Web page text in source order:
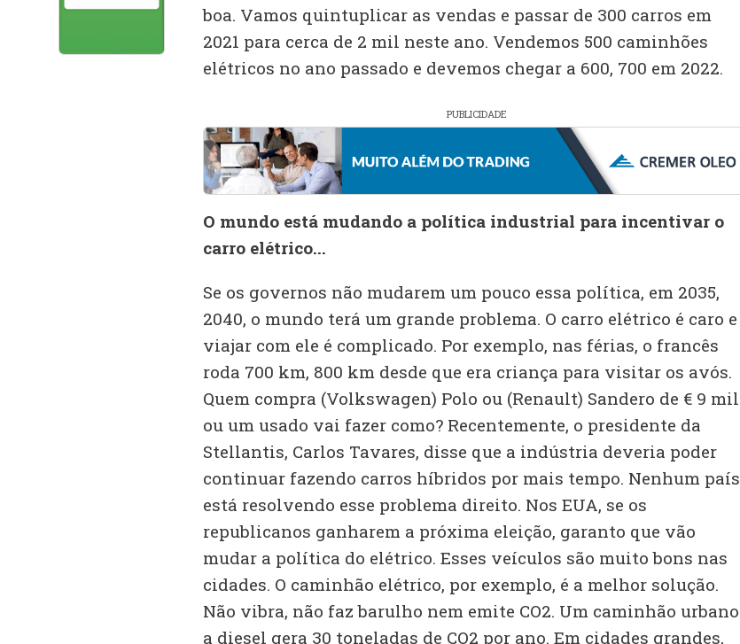
boa. Vamos quintuplicar as vendas e passar de 300 carros em
2021 para cerca de 2 mil neste ano. Vendemos 500 caminhões
elétricos no ano passado e devemos chegar a 600, 700 em 2022.
PUBLICIDADE
O mundo está mudando a política industrial para incentivar o
carro elétrico...
Se os governos não mudarem um pouco essa política, em 2035,
2040, o mundo terá um grande problema. O carro elétrico é caro e
viajar com ele é complicado. Por exemplo, nas férias, o francês
roda 700 km, 800 km desde que era criança para visitar os avós.
Quem compra (Volkswagen) Polo ou (Renault) Sandero de € 9 mil
ou um usado vai fazer como? Recentemente, o presidente da
Stellantis, Carlos Tavares, disse que a indústria deveria poder
continuar fazendo carros híbridos por mais tempo. Nenhum país
está resolvendo esse problema direito. Nos EUA, se os
republicanos ganharem a próxima eleição, garanto que vão
mudar a política do elétrico. Esses veículos são muito bons nas
cidades. O caminhão elétrico, por exemplo, é a melhor solução.
Não vibra, não faz barulho nem emite CO2. Um caminhão urbano
a diesel gera 30 toneladas de CO2 por ano. Em cidades grandes,